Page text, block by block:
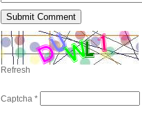
Refresh
Captcha *